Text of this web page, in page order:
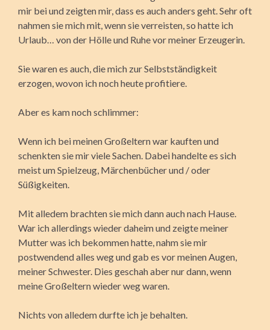
mir bei und zeigten mir, dass es auch anders geht. Sehr oft
nahmen sie mich mit, wenn sie verreisten, so hatte ich
Urlaub… von der Hölle und Ruhe vor meiner Erzeugerin.
Sie waren es auch, die mich zur Selbstständigkeit
erzogen, wovon ich noch heute profitiere.
Aber es kam noch schlimmer:
Wenn ich bei meinen Großeltern war kauften und
schenkten sie mir viele Sachen. Dabei handelte es sich
meist um Spielzeug, Märchenbücher und / oder
Süßigkeiten.
Mit alledem brachten sie mich dann auch nach Hause.
War ich allerdings wieder daheim und zeigte meiner
Mutter was ich bekommen hatte, nahm sie mir
postwendend alles weg und gab es vor meinen Augen,
meiner Schwester. Dies geschah aber nur dann, wenn
meine Großeltern wieder weg waren.
Nichts von alledem durfte ich je behalten.